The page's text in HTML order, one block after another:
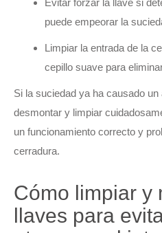
Evitar forzar la llave si
puede empeorar la
Limpiar la entrada de la
cepillo suave para
Si la suciedad ya ha causado
desmontar y limpiar
un funcionamiento correcto y
cerradura.
Cómo limpiar y
llaves para